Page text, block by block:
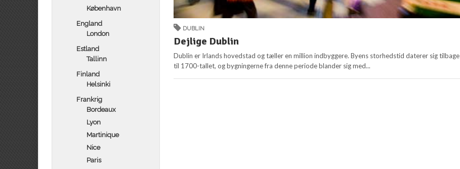
DUBLIN
Dejlige Dublin
Dublin er Irlands hovedstad og tæller en million indbyggere. Byens storhedstid daterer sig tilbage
til 1700-tallet, og bygningerne fra denne periode blander sig med...
København
England
London
Estland
Tallinn
Finland
Helsinki
Frankrig
Bordeaux
Lyon
Martinique
Nice
Paris